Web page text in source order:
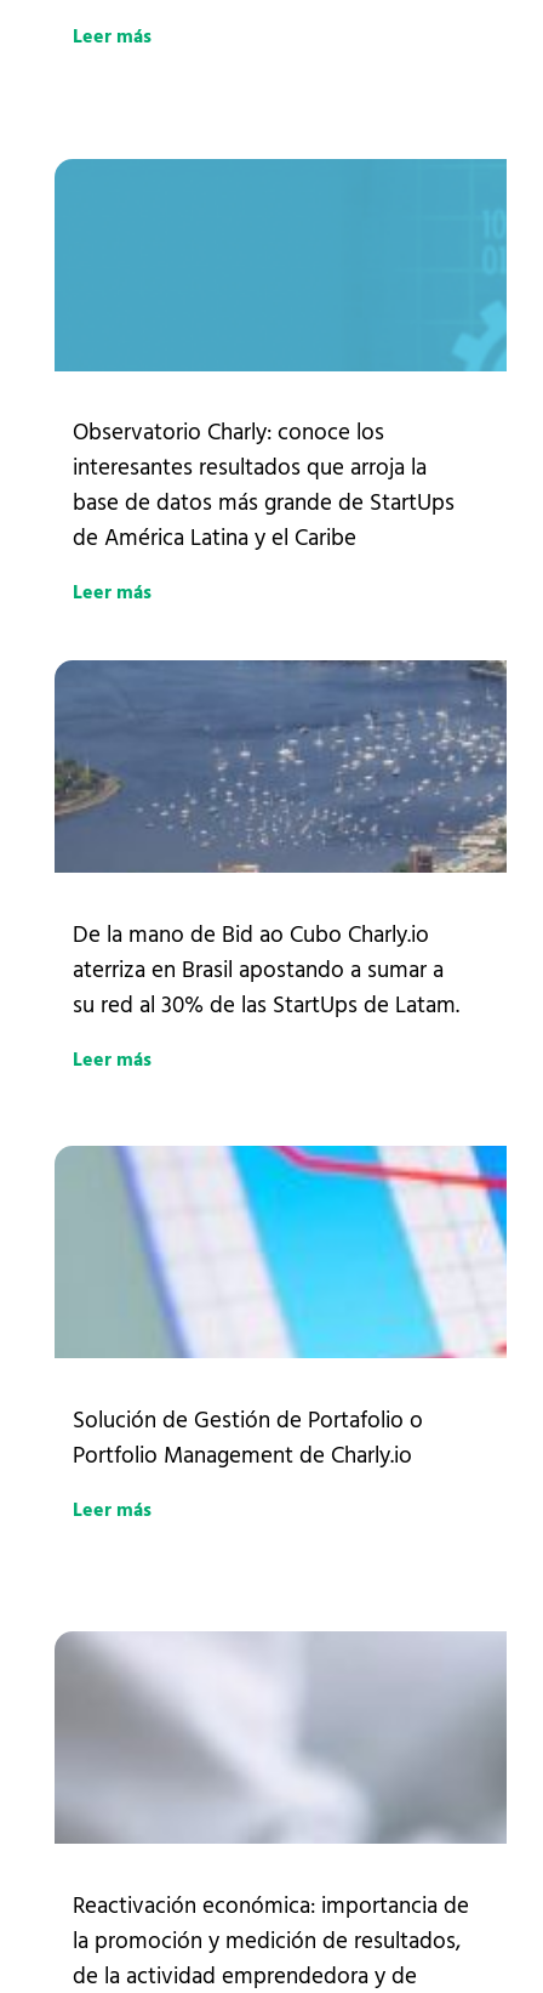
Leer más
Observatorio Charly: conoce los
interesantes resultados que arroja la
base de datos más grande de StartUps
de América Latina y el Caribe
Leer más
De la mano de Bid ao Cubo Charly.io
aterriza en Brasil apostando a sumar a
su red al 30% de las StartUps de Latam.
Leer más
Solución de Gestión de Portafolio o
Portfolio Management de Charly.io
Leer más
Reactivación económica: importancia de
la promoción y medición de resultados,
de la actividad emprendedora y de